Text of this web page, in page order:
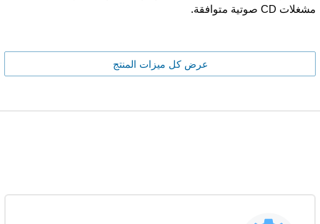
مشغلات CD صوتية متوافقة.
عرض كل ميزات المنتج